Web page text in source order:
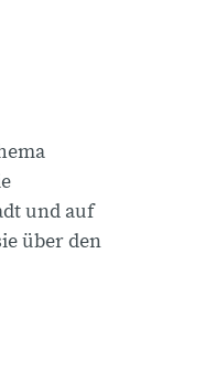
und auf
über den